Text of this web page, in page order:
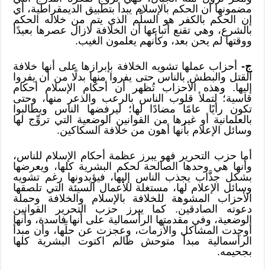
مضمونها أن الحكم بالإسلام يبدأ بتطبيق الديمقراطية، أي
إن الحكم بالكفر هو السلَّم الذي يتم من خلاله الحكم
بالشرع، وهي تقنع أتباعها أن الخلافة لازال عصرها بعيدًا
ووقتها لم يحن بعد، وكأنهم يعلمون الغيب.
ج- أحزاب عملها تشويه الخلافة بإبرازها على أنها خلافة
القتل والبطش بالناس حتى يفروا منها بدلًا من أن يفروا
إليها. وهذه الأحزاب تُظهر أن أحكام الإسلام أحكام
قاسية؛ لتملأ قلوب الناس بالرعب والذعر منها، وحتى
تكون رأيًا عامًا مضادًا لها؛ ليرفضها الناس ويطالبوا
بالعلمانية أو غيرها من القوانين الوضعية التي تروِّج لها
وسائل الإعلام بأنها أهون من خلافة السكاكين.
أما حزب التحرير فهو يبرز عظمة أحكام الإسلام للناس،
وأنها هي وحدها الصالحة لحكم البشرية كلها، ويعرضها
بشكل جذَّاب يجذب الناس إليها، فيؤيدونها رغم تشويه
وسائل الإعلام لها، مستغلة للأعمال السيئة التي تلصقها
الأحزاب المشوهة للخلافة بالإسلام والخلافة وحملة
دعوته الصادقين. كما يبرز حزب التحرير القوانين
الوضعية، وفي مقدمتها الرأسمالية على أنها فاسدة، وأنها
أوجدت المشاكل والأزمات، وعجزت عن حلِّها، وأن مبدأ
الرأسمالية مبدأ متوحش ظالم اكتوت البشرية كلها
بجحيمه.